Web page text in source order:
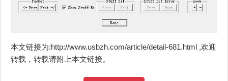
本文链接为:http://www.usbzh.com/article/detail-681.html ,欢迎
转载，转载请附上本文链接。